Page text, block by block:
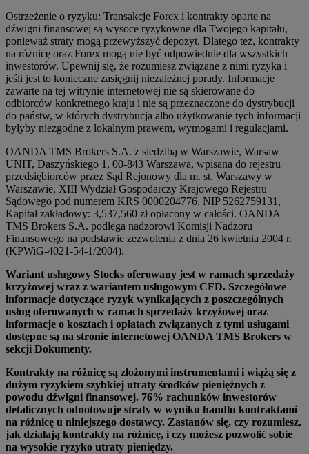
Ostrzeżenie o ryzyku: Transakcje Forex i kontrakty oparte na
dźwigni finansowej są wysoce ryzykowne dla Twojego kapitału,
ponieważ straty mogą przewyższyć depozyt. Dlatego też, kontrakty
na różnicę oraz Forex mogą nie być odpowiednie dla wszystkich
inwestorów. Upewnij się, że rozumiesz związane z nimi ryzyka i
jeśli jest to konieczne zasięgnij niezależnej porady. Informacje
zawarte na tej witrynie internetowej nie są skierowane do
odbiorców konkretnego kraju i nie są przeznaczone do dystrybucji
do państw, w których dystrybucja albo użytkowanie tych informacji
byłyby niezgodne z lokalnym prawem, wymogami i regulacjami.
OANDA TMS Brokers S.A. z siedzibą w Warszawie, Warsaw
UNIT, Daszyńskiego 1, 00-843 Warszawa, wpisana do rejestru
przedsiębiorców przez Sąd Rejonowy dla m. st. Warszawy w
Warszawie, XIII Wydział Gospodarczy Krajowego Rejestru
Sądowego pod numerem KRS 0000204776, NIP 5262759131,
Kapitał zakładowy: 3,537,560 zł opłacony w całości. OANDA
TMS Brokers S.A. podlega nadzorowi Komisji Nadzoru
Finansowego na podstawie zezwolenia z dnia 26 kwietnia 2004 r.
(KPWiG-4021-54-1/2004).
Wariant usługowy Stocks oferowany jest w ramach sprzedaży
krzyżowej wraz z wariantem usługowym CFD. Szczegółowe
informacje dotyczące ryzyk wynikających z poszczególnych
usług oferowanych w ramach sprzedaży krzyżowej oraz
informacje o kosztach i opłatach związanych z tymi usługami
dostępne są na stronie internetowej OANDA TMS Brokers w
sekcji Dokumenty.
Kontrakty na różnicę są złożonymi instrumentami i wiążą się z
dużym ryzykiem szybkiej utraty środków pieniężnych z
powodu dźwigni finansowej. 76% rachunków inwestorów
detalicznych odnotowuje straty w wyniku handlu kontraktami
na różnicę u niniejszego dostawcy. Zastanów się, czy rozumiesz,
jak działają kontrakty na różnicę, i czy możesz pozwolić sobie
na wysokie ryzyko utraty pieniędzy.